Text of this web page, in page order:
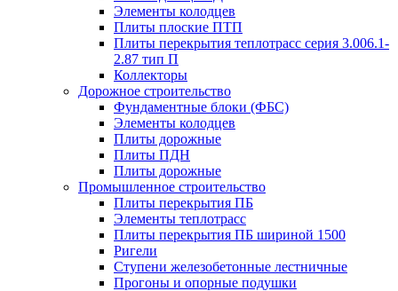
Элементы колодцев
Плиты плоские ПТП
Плиты перекрытия теплотрасс серия 3.006.1-
2.87 тип П
Коллекторы
Дорожное строительство
Фундаментные блоки (ФБС)
Элементы колодцев
Плиты дорожные
Плиты ПДН
Плиты дорожные
Промышленное строительство
Плиты перекрытия ПБ
Элементы теплотрасс
Плиты перекрытия ПБ шириной 1500
Ригели
Ступени железобетонные лестничные
Прогоны и опорные подушки